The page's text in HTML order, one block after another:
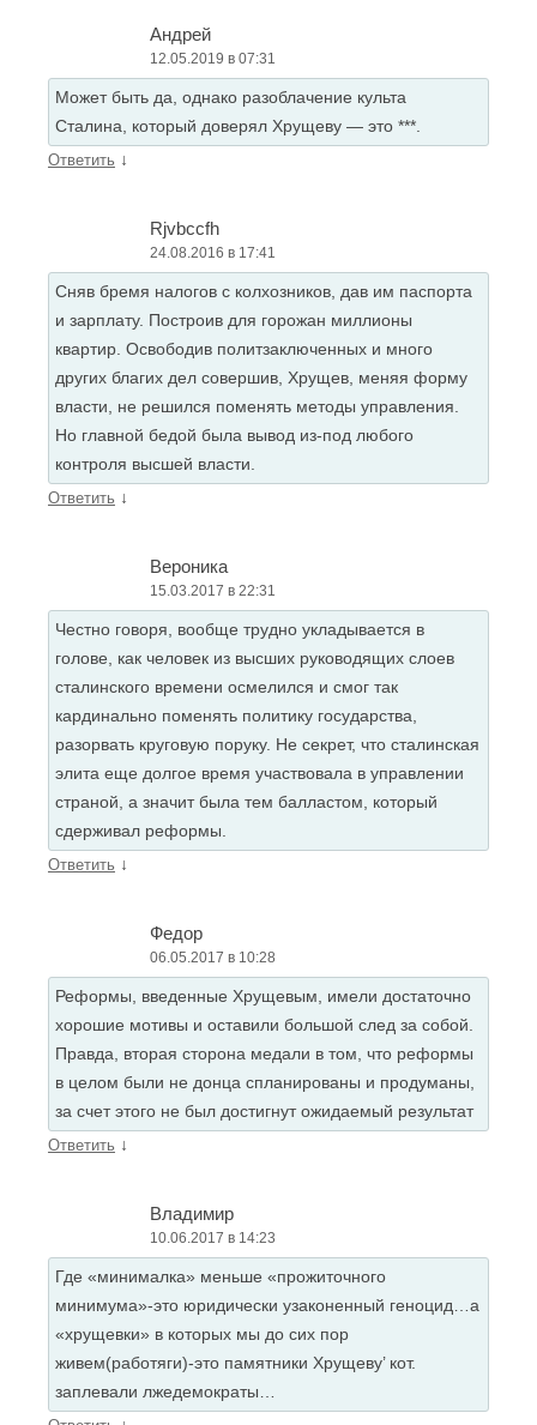
Андрей
12.05.2019 в 07:31
Может быть да, однако разоблачение культа
Сталина, который доверял Хрущеву — это ***.
Ответить ↓
Rjvbccfh
24.08.2016 в 17:41
Сняв бремя налогов с колхозников, дав им паспорта
и зарплату. Построив для горожан миллионы
квартир. Освободив политзаключенных и много
других благих дел совершив, Хрущев, меняя форму
власти, не решился поменять методы управления.
Но главной бедой была вывод из-под любого
контроля высшей власти.
Ответить ↓
Вероника
15.03.2017 в 22:31
Честно говоря, вообще трудно укладывается в
голове, как человек из высших руководящих слоев
сталинского времени осмелился и смог так
кардинально поменять политику государства,
разорвать круговую поруку. Не секрет, что сталинская
элита еще долгое время участвовала в управлении
страной, а значит была тем балластом, который
сдерживал реформы.
Ответить ↓
Федор
06.05.2017 в 10:28
Реформы, введенные Хрущевым, имели достаточно
хорошие мотивы и оставили большой след за собой.
Правда, вторая сторона медали в том, что реформы
в целом были не донца спланированы и продуманы,
за счет этого не был достигнут ожидаемый результат
Ответить ↓
Владимир
10.06.2017 в 14:23
Где «минималка» меньше «прожиточного
минимума»-это юридически узаконенный геноцид…а
«хрущевки» в которых мы до сих пор
живем(работяги)-это памятники Хрущеву’ кот.
заплевали лжедемократы…